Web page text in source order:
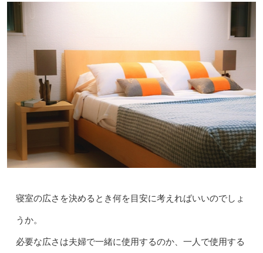
寝室の広さを決めるとき何を目安に考えればいいのでしょ
うか。
必要な広さは夫婦で一緒に使用するのか、一人で使用する